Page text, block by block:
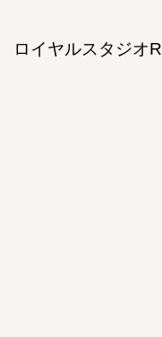
ロイヤルスタジオR